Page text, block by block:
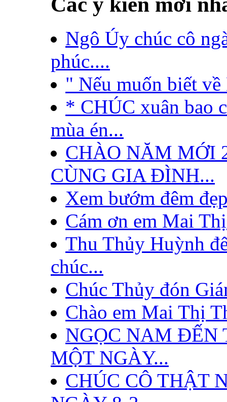
Ngô Úy chúc cô
phúc....
" Nếu muốn biết
* CHÚC xuân bao
mùa én...
CHÀO NĂM MỚI
CÙNG GIA ĐÌNH...
Xem bướm đêm
Cám ơn em Mai
Thu Thủy Huỳnh
chúc...
Chúc Thủy đón
Chào em Mai Thị
NGỌC NAM ĐẾN
MỘT NGÀY...
CHÚC CÔ THẬT